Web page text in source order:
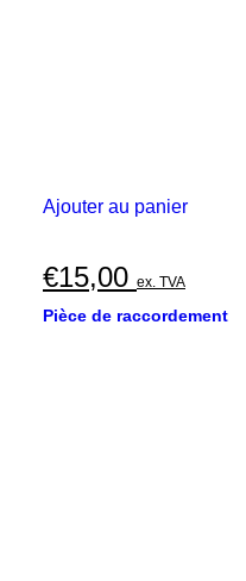
Ajouter au panier
€15,00 ex. TVA
Pièce de raccordement